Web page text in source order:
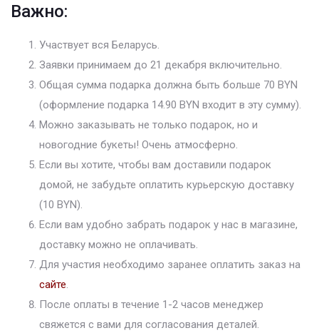
Важно:
Участвует вся Беларусь.
Заявки принимаем до 21 декабря включительно.
Общая сумма подарка должна быть больше 70 BYN
(оформление подарка 14.90 BYN входит в эту сумму).
Можно заказывать не только подарок, но и
новогодние букеты! Очень атмосферно.
Если вы хотите, чтобы вам доставили подарок
домой, не забудьте оплатить курьерскую доставку
(10 BYN).
Если вам удобно забрать подарок у нас в магазине,
доставку можно не оплачивать.
Для участия необходимо заранее оплатить заказ на
сайте.
После оплаты в течение 1-2 часов менеджер
свяжется с вами для согласования деталей.